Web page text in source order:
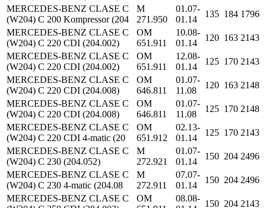
MERCEDES-BENZ CLASE C
(W204) C 200 Kompressor (204
M
271.950
01.07-
01.14
135 184 1796
MERCEDES-BENZ CLASE C
(W204) C 220 CDI (204.002)
OM
651.911
10.08-
01.14
120 163 2143
MERCEDES-BENZ CLASE C
(W204) C 220 CDI (204.002)
OM
651.911
12.08-
01.14
125 170 2143
MERCEDES-BENZ CLASE C
(W204) C 220 CDI (204.008)
OM
646.811
01.07-
11.08
120 163 2148
MERCEDES-BENZ CLASE C
(W204) C 220 CDI (204.008)
OM
646.811
01.07-
11.08
125 170 2148
MERCEDES-BENZ CLASE C
(W204) C 220 CDI 4-matic (20
OM
651.912
02.13-
01.14
125 170 2143
MERCEDES-BENZ CLASE C
(W204) C 230 (204.052)
M
272.921
01.07-
01.14
150 204 2496
MERCEDES-BENZ CLASE C
(W204) C 230 4-matic (204.08
M
272.911
07.07-
01.14
150 204 2496
MERCEDES-BENZ CLASE C
OM
08.08-
150 204 2143